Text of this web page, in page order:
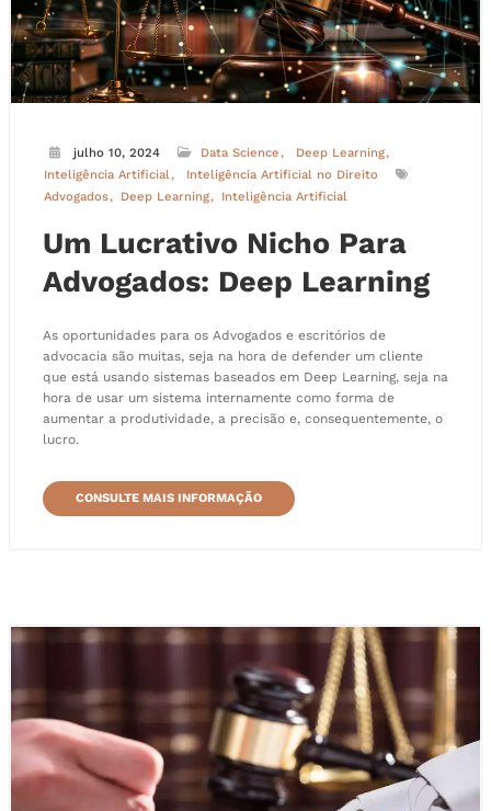
julho 10, 2024 Data Science
Deep Learning
Inteligência Artificial
Inteligência Artificial no Direito
Advogados
Deep Learning Inteligência Artificial
Um Lucrativo Nicho Para
Advogados: Deep Learning
As oportunidades para os Advogados e escritórios de
advocacia são muitas, seja na hora de defender um cliente
que está usando sistemas baseados em Deep Learning, seja na
hora de usar um sistema internamente como forma de
aumentar a produtividade, a precisão e, consequentemente, o
lucro.
CONSULTE MAIS INFORMAÇÃO